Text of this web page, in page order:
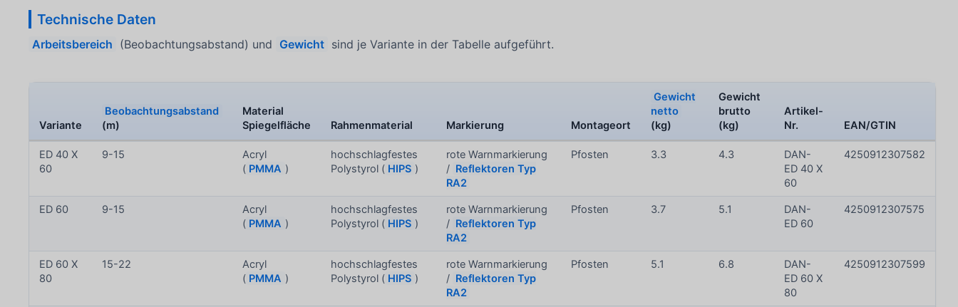
Technische Daten
Arbeitsbereich (Beobachtungsabstand) und Gewicht sind je Variante in der Tabelle aufgeführt.
Variante
Beobachtungsabstand
(m)
Material
Spiegelfläche
Rahmenmaterial Markierung Montageort
Gewicht
netto
(kg)
Gewicht
brutto
(kg)
Artikel-
Nr.
EAN/GTIN
ED 40 X
60
9-15
Acryl
( PMMA )
hochschlagfestes
Polystyrol ( HIPS )
rote Warnmarkierung
/ Reflektoren Typ
RA2
Pfosten 3.3 4.3
DAN-
ED 40 X
60
4250912307582
ED 60 9-15
Acryl
( PMMA )
hochschlagfestes
Polystyrol ( HIPS )
rote Warnmarkierung
/ Reflektoren Typ
RA2
Pfosten 3.7 5.1
DAN-
ED 60
4250912307575
ED 60 X
80
15-22
Acryl
( PMMA )
hochschlagfestes
Polystyrol ( HIPS )
rote Warnmarkierung
/ Reflektoren Typ
RA2
Pfosten 5.1 6.8
DAN-
ED 60 X
80
4250912307599